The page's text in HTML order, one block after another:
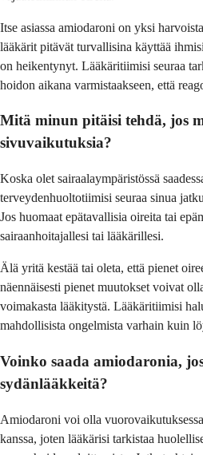
Itse asiassa amiodaroni on yksi
lääkärit pitävät turvallisina käyttää
on heikentynyt. Lääkäritiimisi seuraa
hoidon aikana varmistaakseen, että
Mitä minun pitäisi tehdä, jos
sivuvaikutuksia?
Koska olet sairaalaympäristössä
terveydenhuoltotiimisi seuraa sinua
Jos huomaat epätavallisia oireita tai
sairaanhoitajallesi tai lääkärillesi.
Älä yritä kestää tai oleta, että pienet
näennäisesti pienet muutokset voivat
voimakasta lääkitystä. Lääkäritiimisi
mahdollisista ongelmista varhain kuin
Voinko saada amiodaronia,
sydänlääkkeitä?
Amiodaroni voi olla
kanssa, joten lääkärisi tarkistaa